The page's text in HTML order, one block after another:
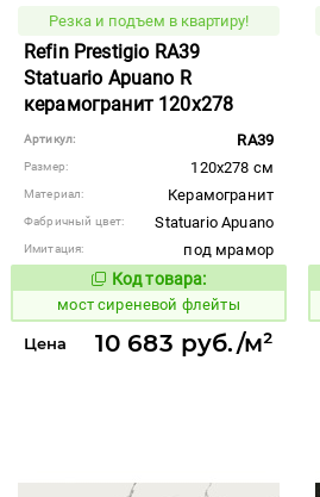
Резка и подъем в квартиру!
Refin Prestigio RA39
Statuario Apuano R
керамогранит 120x278
Артикул: RA39
Размер: 120x278 см
Материал: Керамогранит
Фабричный цвет: Statuario Apuano
Имитация:
под мрамор
Код товара:
1026491Код товара:
мост сиреневой флейты
Цена 10 683 руб./м²